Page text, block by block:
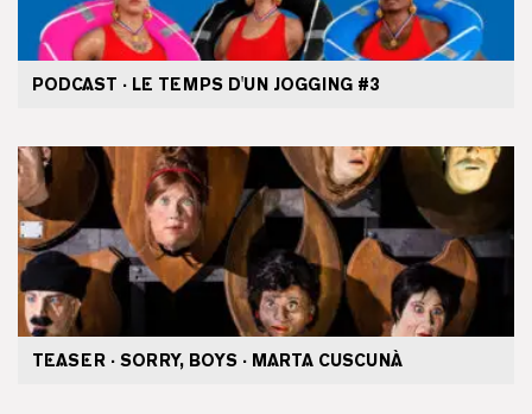
PODCAST · LE TEMPS D'UN JOGGING #3
TEASER · SORRY, BOYS · MARTA CUSCUNÀ